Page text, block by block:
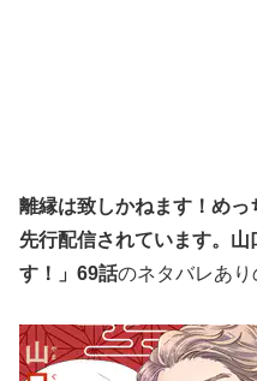
離縁は致しかねます！ めっ
先行配信されています。 山
す！」69話のネタバレあり